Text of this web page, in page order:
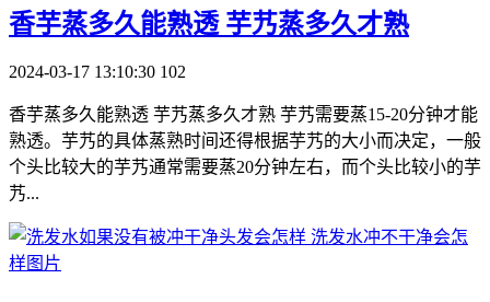
​香芋蒸多久能熟透 芋艿蒸多久才熟
2024-03-17 13:10:30 102
香芋蒸多久能熟透 芋艿蒸多久才熟 芋艿需要蒸15-20分钟才能
熟透。芋艿的具体蒸熟时间还得根据芋艿的大小而决定，一般
个头比较大的芋艿通常需要蒸20分钟左右，而个头比较小的芋
艿...